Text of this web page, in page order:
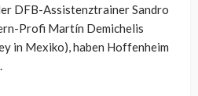
DFB-Assistenztrainer Sandro
Profi Martín Demichelis
in Mexiko), haben Hoffenheim